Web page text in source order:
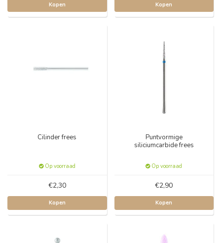
Kopen Kopen
Cilinder frees
Op voorraad
€2,30
Kopen
Puntvormige
siliciumcarbide frees
Op voorraad
€2,90
Kopen